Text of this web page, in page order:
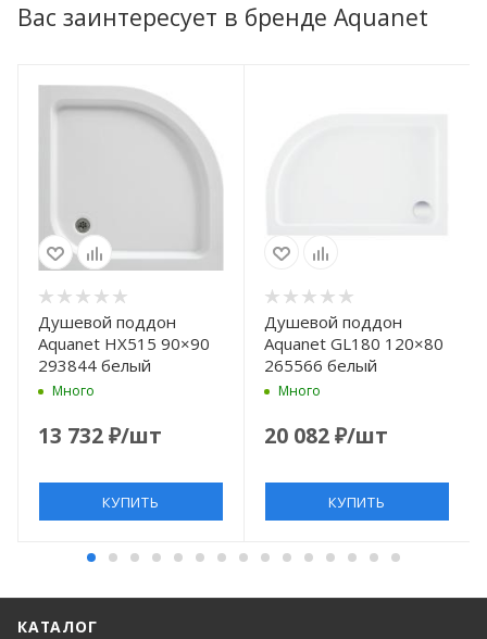
Вас заинтересует в бренде Aquanet
Душевой поддон
Aquanet HX515 90×90
293844 белый
Много
13 732₽/шт
КУПИТЬ
Душевой поддон
Aquanet GL180 120×80
265566 белый
Много
20 082₽/шт
КУПИТЬ
КАТАЛОГ